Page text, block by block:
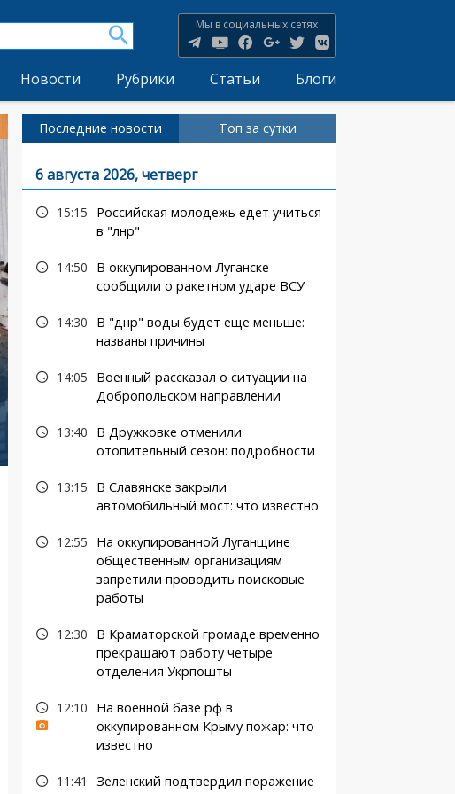
Мы в социальных сетях
Новости Рубрики Статьи Блоги
Последние новости Топ за сутки
6 августа 2026, четверг
15:15
Российская молодежь едет учиться
в "лнр"
14:50
В оккупированном Луганске
сообщили о ракетном ударе ВСУ
14:30
В "днр" воды будет еще меньше:
названы причины
14:05
Военный рассказал о ситуации на
Добропольском направлении
13:40
В Дружковке отменили
отопительный сезон: подробности
13:15
В Славянске закрыли
автомобильный мост: что известно
12:55
На оккупированной Луганщине
общественным организациям
запретили проводить поисковые
работы
12:30
В Краматорской громаде временно
прекращают работу четыре
отделения Укрпошты
12:10
На военной базе рф в
оккупированном Крыму пожар: что
известно
11:41
Зеленский подтвердил поражение